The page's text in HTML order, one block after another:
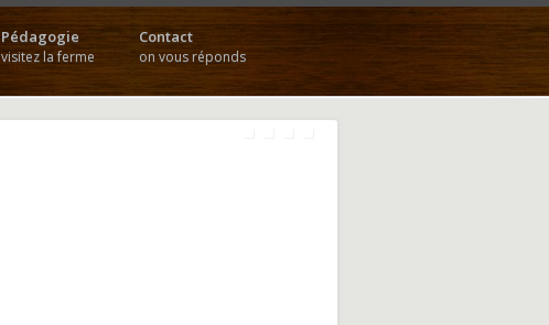
Pédagogie
visitez la ferme
Contact
on vous réponds